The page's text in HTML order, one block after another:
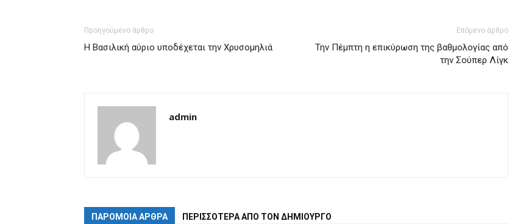
Προηγούμενο άρθρο
Η Βασιλική αύριο υποδέχεται την Χρυσομηλιά
Επόμενο άρθρο
Την Πέμπτη η επικύρωση της βαθμολογίας από
την Σούπερ Λίγκ
admin
ΠΑΡΟΜΟΙΑ ΑΡΘΡΑ ΠΕΡΙΣΣΟΤΕΡΑ ΑΠΟ ΤΟΝ ΔΗΜΙΟΥΡΓΟ